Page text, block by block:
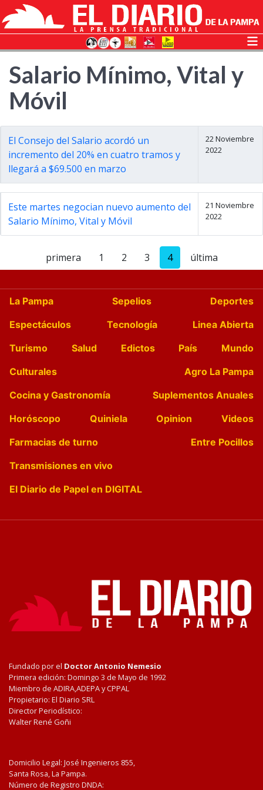
Salario Mínimo, Vital y
Móvil
El Consejo del Salario acordó un
incremento del 20% en cuatro tramos y
llegará a $69.500 en marzo
22 Noviembre
2022
Este martes negocian nuevo aumento del
Salario Mínimo, Vital y Móvil
21 Noviembre
2022
primera 1 2 3 4 última
La Pampa Sepelios
Deportes
Espectáculos
Tecnología
Linea Abierta
Turismo
Salud Edictos País
Mundo
Culturales
Agro La Pampa
Cocina y Gastronomía
Suplementos Anuales
Horóscopo
Quiniela Opinion
Videos
Farmacias de turno
Entre Pocillos
Transmisiones en vivo
El Diario de Papel en DIGITAL
Fundado por el Doctor Antonio Nemesio
Primera edición: Domingo 3 de Mayo de 1992
Miembro de ADIRA,ADEPA y CPPAL
Propietario: El Diario SRL
Director Periodístico:
Walter René Goñi
Domicilio Legal: José Ingenieros 855,
Santa Rosa, La Pampa.
Número de Registro DNDA: